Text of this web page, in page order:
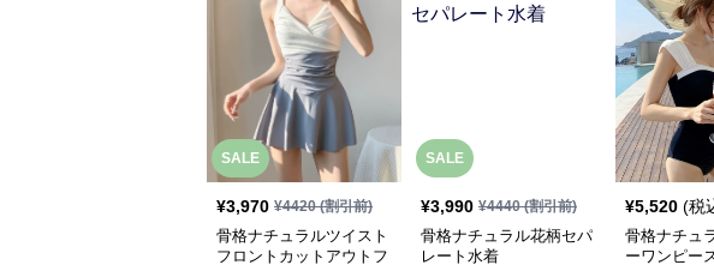
SALE
¥3,970 ¥4420(割引前)
骨格ナチュラルツイスト
フロントカットアウトフ
SALE
¥3,990 ¥4440(割引前)
骨格ナチュラル花柄セパ
レート水着
¥5,520 (税
骨格ナチュ
ーワンピー